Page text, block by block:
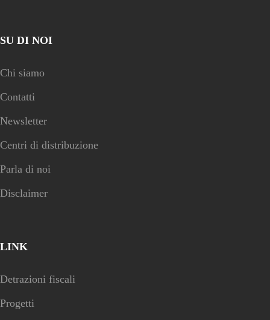
SU DI NOI
Chi siamo
Contatti
Newsletter
Centri di distribuzione
Parla di noi
Disclaimer
LINK
Detrazioni fiscali
Progetti